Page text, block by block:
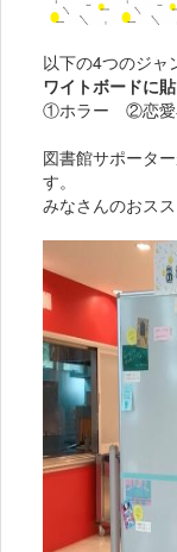
以下の4つのジャ
ワイトボードに
①ホラー ②恋愛
図書館サポータ
す。
みなさんのおス